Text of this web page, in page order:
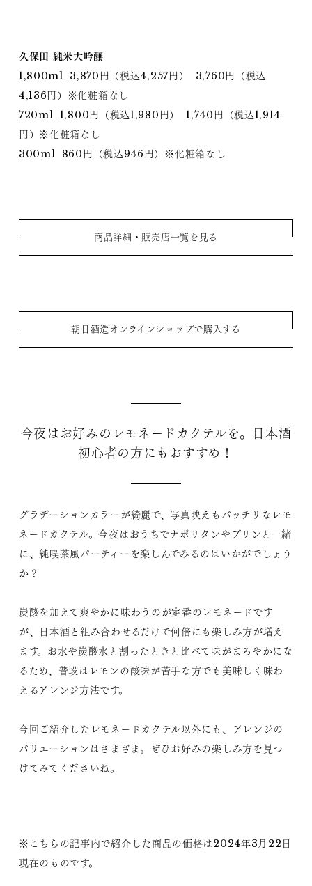
久保田 純米大吟醸
1,800ml 3,870円（税込4,257円） 3,760円（税込
4,136円）※化粧箱なし
720ml 1,800円（税込1,980円） 1,740円（税込1,914
円）※化粧箱なし
300ml 860円（税込946円）※化粧箱なし
商品詳細・販売店一覧を見る
朝日酒造オンラインショップで購入する
今夜はお好みのレモネードカクテルを。日本酒
初心者の方にもおすすめ！
グラデーションカラーが綺麗で、写真映えもバッチリなレモ
ネードカクテル。今夜はおうちでナポリタンやプリンと一緒
に、純喫茶風パーティーを楽しんでみるのはいかがでしょう
か？
炭酸を加えて爽やかに味わうのが定番のレモネードです
が、日本酒と組み合わせるだけで何倍にも楽しみ方が増え
ます。お水や炭酸水と割ったときと比べて味がまろやかにな
るため、普段はレモンの酸味が苦手な方でも美味しく味わ
えるアレンジ方法です。
今回ご紹介したレモネードカクテル以外にも、アレンジの
バリエーションはさまざま。ぜひお好みの楽しみ方を見つ
けてみてくださいね。
※こちらの記事内で紹介した商品の価格は2024年3月22日
現在のものです。